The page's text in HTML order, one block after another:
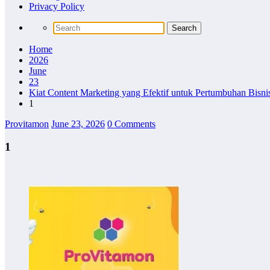
Privacy Policy
Home
2026
June
23
Kiat Content Marketing yang Efektif untuk Pertumbuhan
1
Provitamon June 23, 2026 0 Comments
1